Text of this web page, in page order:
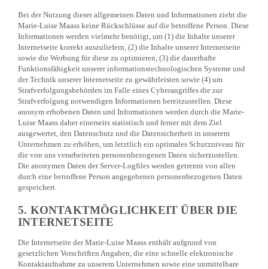
Bei der Nutzung dieser allgemeinen Daten und Informationen zieht die
Marie-Luise Maass keine Rückschlüsse auf die betroffene Person. Diese
Informationen werden vielmehr benötigt, um (1) die Inhalte unserer
Internetseite korrekt auszuliefern, (2) die Inhalte unserer Internetseite
sowie die Werbung für diese zu optimieren, (3) die dauerhafte
Funktionsfähigkeit unserer informationstechnologischen Systeme und
der Technik unserer Internetseite zu gewährleisten sowie (4) um
Strafverfolgungsbehörden im Falle eines Cyberangriffes die zur
Strafverfolgung notwendigen Informationen bereitzustellen. Diese
anonym erhobenen Daten und Informationen werden durch die Marie-
Luise Maass daher einerseits statistisch und ferner mit dem Ziel
ausgewertet, den Datenschutz und die Datensicherheit in unserem
Unternehmen zu erhöhen, um letztlich ein optimales Schutzniveau für
die von uns verarbeiteten personenbezogenen Daten sicherzustellen.
Die anonymen Daten der Server-Logfiles werden getrennt von allen
durch eine betroffene Person angegebenen personenbezogenen Daten
gespeichert.
5. KONTAKTMÖGLICHKEIT ÜBER DIE
INTERNETSEITE
Die Internetseite der Marie-Luise Maass enthält aufgrund von
gesetzlichen Vorschriften Angaben, die eine schnelle elektronische
Kontaktaufnahme zu unserem Unternehmen sowie eine unmittelbare